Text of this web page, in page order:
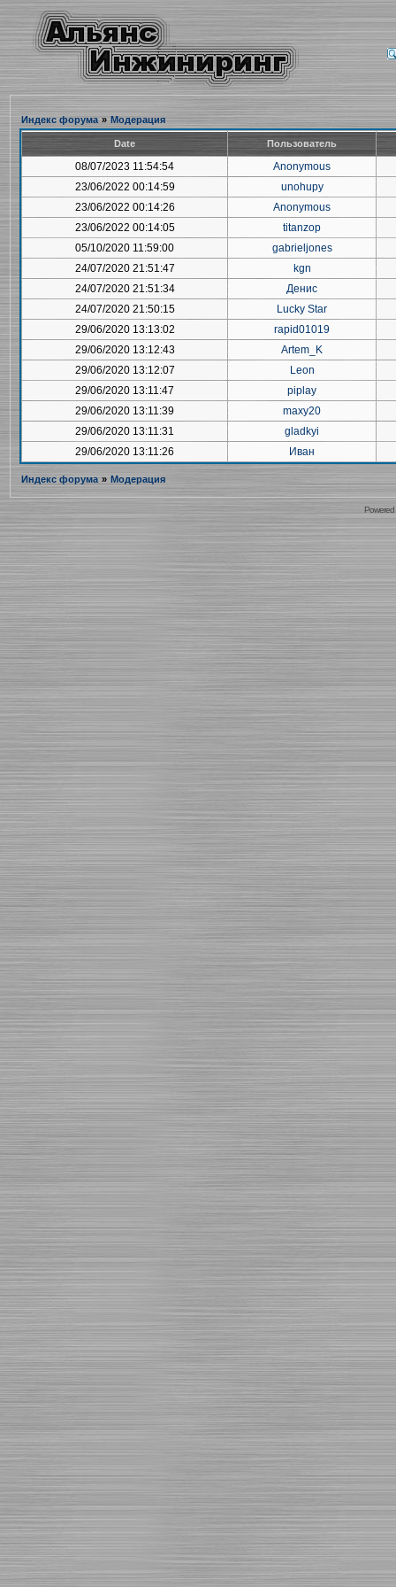
Индекс форума » Модерация
Date Пользователь
08/07/2023 11:54:54
Anonymous
23/06/2022 00:14:59
unohupy
23/06/2022 00:14:26
Anonymous
23/06/2022 00:14:05
titanzop
05/10/2020 11:59:00
gabrieljones
24/07/2020 21:51:47
kgn
24/07/2020 21:51:34
Денис
24/07/2020 21:50:15
Lucky Star
29/06/2020 13:13:02
rapid01019
29/06/2020 13:12:43
Artem_K
29/06/2020 13:12:07
Leon
29/06/2020 13:11:47
piplay
29/06/2020 13:11:39
maxy20
29/06/2020 13:11:31
gladkyi
29/06/2020 13:11:26
Иван
Индекс форума » Модерация